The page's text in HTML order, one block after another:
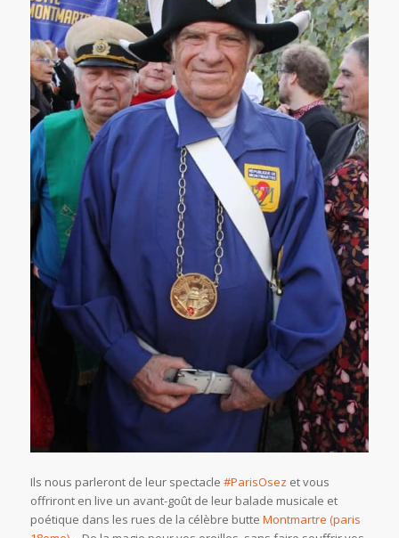
Ils nous parleront de leur spectacle #ParisOsez et vous
offriront en live un avant-goût de leur balade musicale et
poétique dans les rues de la célèbre butte Montmartre (paris